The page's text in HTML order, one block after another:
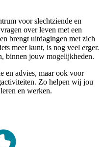
voor slechtziende en
over leven met een
brengt uitdagingen met zich
meer kunt, is nog veel erger.
binnen jouw mogelijkheden.
en advies, maar ook voor
Zo helpen wij jou
en werken.